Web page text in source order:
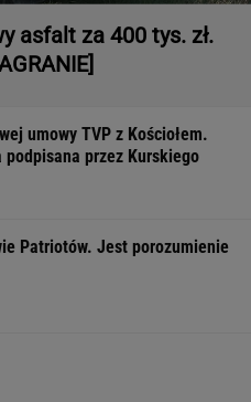
asfalt za 400 tys. zł.
umowy TVP z Kościołem.
podpisana przez Kurskiego
Patriotów. Jest porozumienie